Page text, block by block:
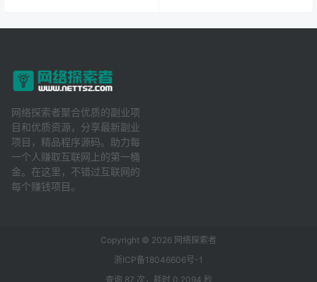
网络探索者聚合优质的副业项
目和优质资源，分享最新副业
项目，精品程序源码。助力每
一个人赚取互联网上的第一桶
金。在这里，不错过互联网的
每个赚钱项目。
Copyright © 2026 网络探索者
浙ICP备18046606号-1
查询 87 次，耗时 0.2094 秒